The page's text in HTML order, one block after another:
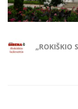
„ROKIŠKIO